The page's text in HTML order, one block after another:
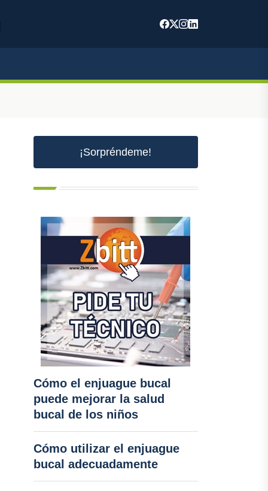
¡Sorpréndeme!
Cómo el enjuague bucal
puede mejorar la salud
bucal de los niños
Cómo utilizar el enjuague
bucal adecuadamente